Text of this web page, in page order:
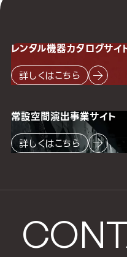
レンタル機器カタログサイ
詳しくはこちら
常設空間演出事業サイト
詳しくはこちら